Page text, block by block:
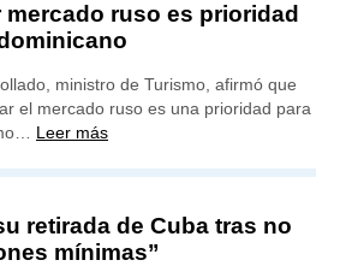
ruso es prioridad
ministro de Turismo, afirmó que
el mercado ruso es una prioridad para
Leer más
retirada de Cuba tras no
mínimas”